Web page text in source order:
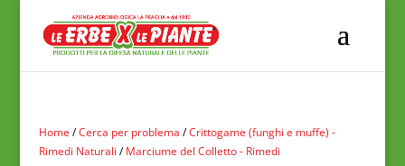
Home /Cerca per problema /Crittogame (funghi e muffe) -
Rimedi Naturali /Marciume del Colletto - Rimedi